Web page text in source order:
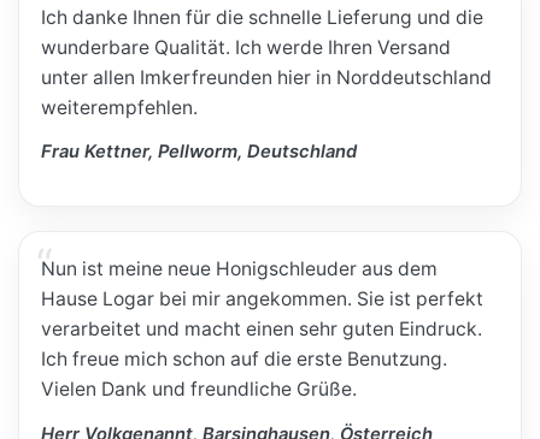
Ich danke Ihnen für die schnelle Lieferung und die
wunderbare Qualität. Ich werde Ihren Versand
unter allen Imkerfreunden hier in Norddeutschland
weiterempfehlen.
Frau Kettner, Pellworm, Deutschland
Nun ist meine neue Honigschleuder aus dem
Hause Logar bei mir angekommen. Sie ist perfekt
verarbeitet und macht einen sehr guten Eindruck.
Ich freue mich schon auf die erste Benutzung.
Vielen Dank und freundliche Grüße.
Herr Volkgenannt, Barsinghausen, Österreich